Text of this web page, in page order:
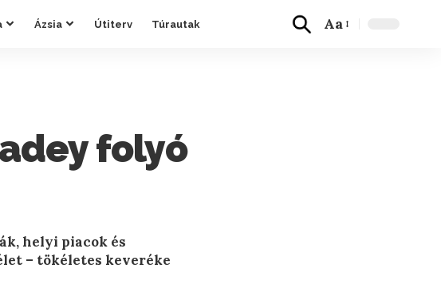
Ázsia Útiterv Túrautak Aa
folyó
helyi piacok és
– tökéletes keveréke